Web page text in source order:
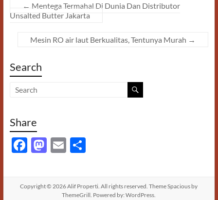
← Mentega Termahal Di Dunia Dan Distributor
Unsalted Butter Jakarta
Mesin RO air laut Berkualitas, Tentunya Murah →
Search
Share
F
b
M
d
E S
e
Copyright © 2026Alif Properti . All rights reserved. ThemeSpacious by
ThemeGrill. Powered by:WordPress